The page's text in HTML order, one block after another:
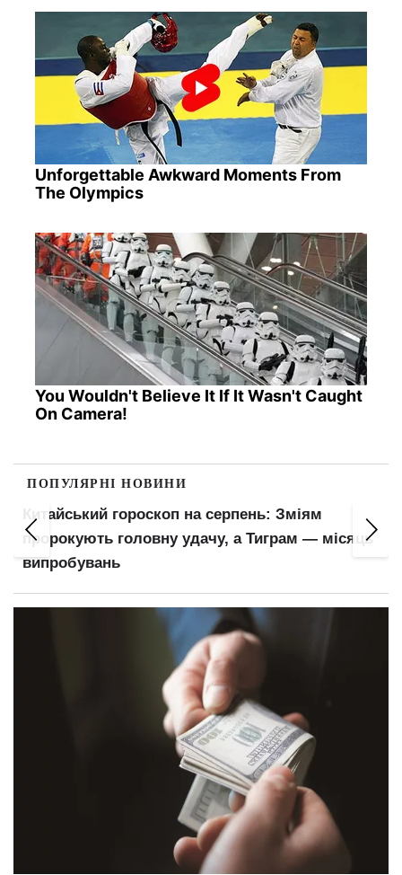
Unforgettable Awkward Moments From
The Olympics
You Wouldn't Believe It If It Wasn't Caught
On Camera!
ПОПУЛЯРНІ НОВИНИ
Китайський гороскоп на серпень: Зміям
пророкують головну удачу, а Тиграм — місяць
випробувань